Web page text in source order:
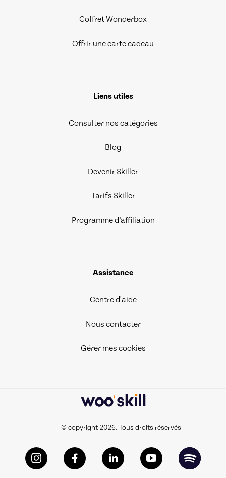
Coffret Wonderbox
Offrir une carte cadeau
Liens utiles
Consulter nos catégories
Blog
Devenir Skiller
Tarifs Skiller
Programme d’affiliation
Assistance
Centre d'aide
Nous contacter
Gérer mes cookies
© copyright 2026. Tous droits réservés